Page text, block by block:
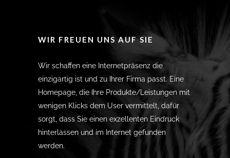
WIR FREUEN UNS AUF SIE
Wir schaffen eine Internetpräsenz die
einzigartig ist und zu Ihrer Firma passt. Eine
Homepage, die Ihre Produkte/Leistungen mit
wenigen Klicks dem User vermittelt, dafür
sorgt, dass Sie einen exzellenten Eindruck
hinterlassen und im Internet gefunden
werden.